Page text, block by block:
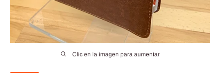
Clic en la imagen para aumentar